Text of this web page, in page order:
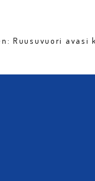
Ruusuvuori avasi